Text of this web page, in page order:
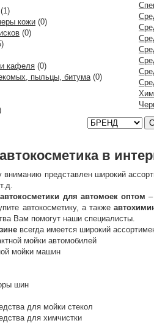
(1)
кожи (0)
(0)
кафеля (0)
пыльцы, битума(0)
в
представлен широкий
для автомоек оптом
автокосметику, а также
Вам помогут наши специалисты.
всегда имеется широкий
мойки автомобилей
мойки машин
шин
для мойки стекол
для химчистки